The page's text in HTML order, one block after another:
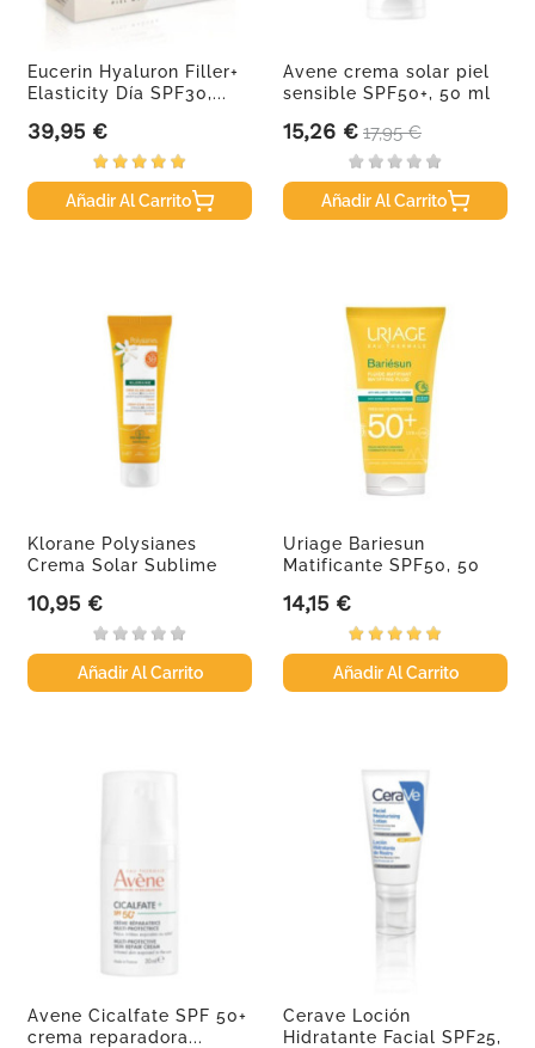
Eucerin Hyaluron Filler+
Elasticity Día SPF30,...
Precio
39,95 €
Añadir Al Carrito
Avene crema solar piel
sensible SPF50+, 50 ml
Precio
15,26 € Precio base
17,95 €
Añadir Al Carrito
Klorane Polysianes
Crema Solar Sublime
Precio
10,95 €
Añadir Al Carrito
Uriage Bariesun
Matificante SPF50, 50
Precio
14,15 €
Añadir Al Carrito
Avene Cicalfate SPF 50+
crema reparadora...
Cerave Loción
Hidratante Facial SPF25,